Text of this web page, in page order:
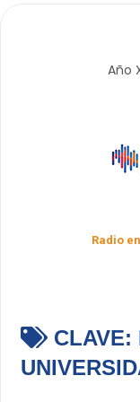
Año
Radio
CLAVE: